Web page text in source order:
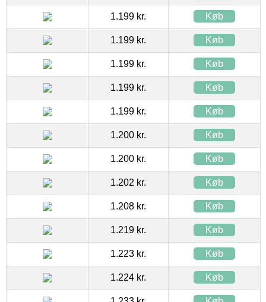
1.199 kr. Køb
1.199 kr. Køb
1.199 kr. Køb
1.199 kr. Køb
1.199 kr. Køb
1.200 kr. Køb
1.200 kr. Køb
1.202 kr. Køb
1.208 kr. Køb
1.219 kr. Køb
1.223 kr. Køb
1.224 kr. Køb